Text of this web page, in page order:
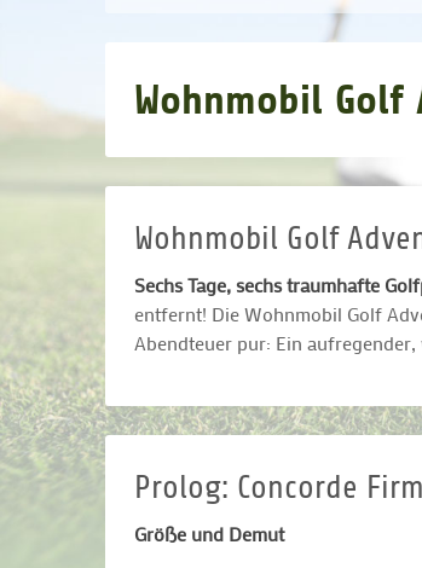
Wohnmobil Golf
Wohnmobil Golf
Sechs Tage, sechs traumhafte
entfernt! Die Wohnmobil Golf
Abendteuer pur: Ein
Prolog: Concorde
Größe und Demut